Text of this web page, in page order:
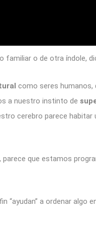
familiar o de otra índole,
como seres humanos,
a nuestro instinto de
cerebro parece habitar
que estamos
“ayudan” a ordenar